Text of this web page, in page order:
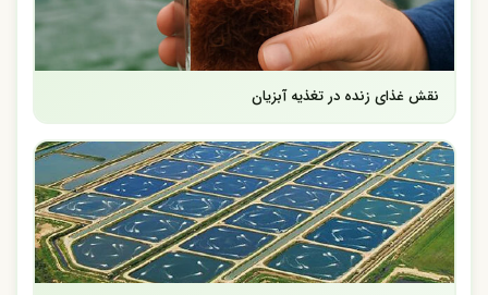
نقش غذای زنده در تغذیه آبزیان